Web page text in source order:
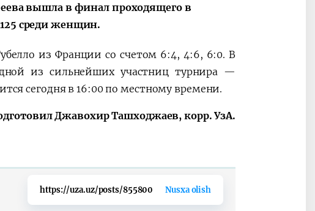
va
hamkorligi
Oʻzbekiston va
Pokiston hamkorligi
вышла в финал проходящего в
среди женщин.
из Франции со счетом 6:4, 4:6, 6:0. В
из сильнейших участниц турнира —
сегодня в 16:00 по местному времени.
Джавохир Ташходжаев, корр. УзА.
https://uza.uz/posts/855800 Nusxa olish